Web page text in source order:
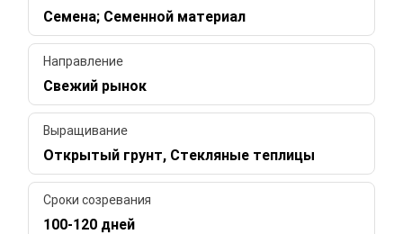
Семена; Семенной материал
Направление
Свежий рынок
Выращивание
Открытый грунт, Стекляные теплицы
Сроки созревания
100-120 дней